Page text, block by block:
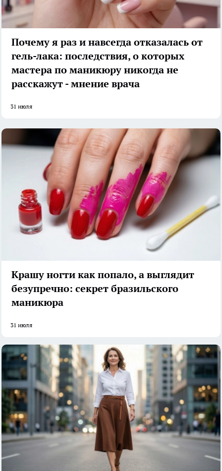
Почему я раз и навсегда отказалась от
гель-лака: последствия, о которых
мастера по маникюру никогда не
расскажут - мнение врача
31 июля
Крашу ногти как попало, а выглядит
безупречно: секрет бразильского
маникюра
31 июля